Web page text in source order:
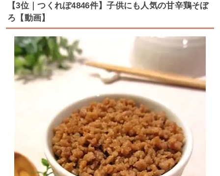
【3位｜つくれぽ4846件】子供にも人気の甘辛鶏そぼ
ろ【動画】